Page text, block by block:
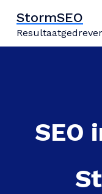
inhoud
springen
StormSEO
SEO